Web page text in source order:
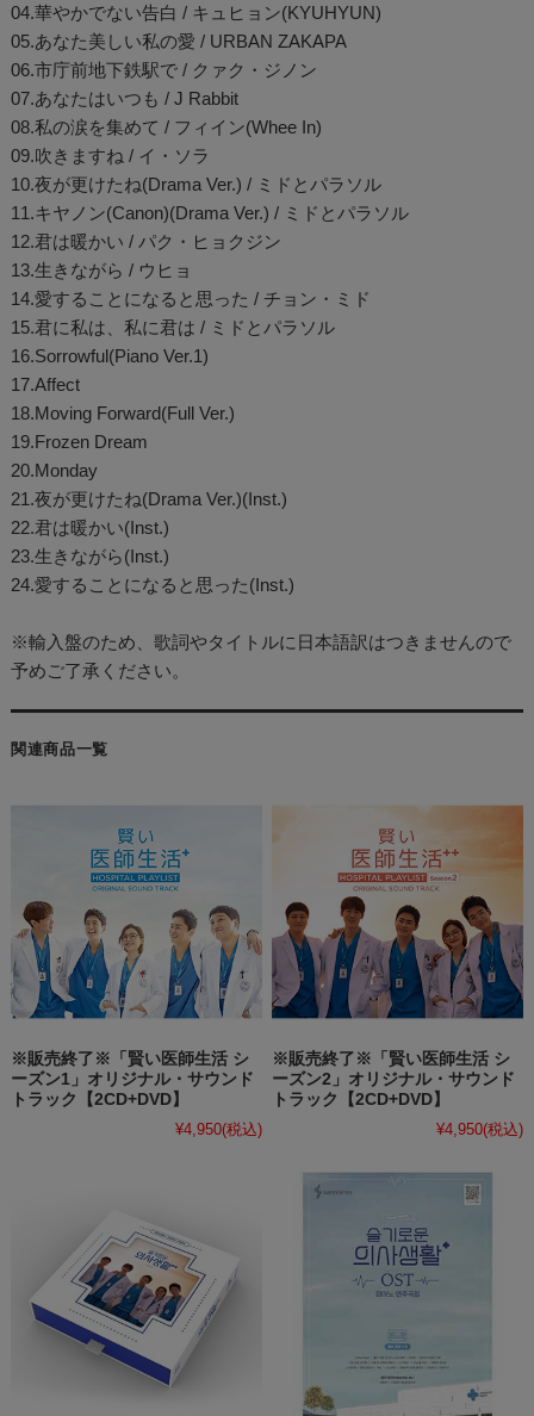
04.華やかでない告白 / キュヒョン(KYUHYUN)
05.あなた美しい私の愛 / URBAN ZAKAPA
06.市庁前地下鉄駅で / クァク・ジノン
07.あなたはいつも / J Rabbit
08.私の涙を集めて / フィイン(Whee In)
09.吹きますね / イ・ソラ
10.夜が更けたね(Drama Ver.) / ミドとパラソル
11.キヤノン(Canon)(Drama Ver.) / ミドとパラソル
12.君は暖かい / パク・ヒョクジン
13.生きながら / ウヒョ
14.愛することになると思った / チョン・ミド
15.君に私は、私に君は / ミドとパラソル
16.Sorrowful(Piano Ver.1)
17.Affect
18.Moving Forward(Full Ver.)
19.Frozen Dream
20.Monday
21.夜が更けたね(Drama Ver.)(Inst.)
22.君は暖かい(Inst.)
23.生きながら(Inst.)
24.愛することになると思った(Inst.)
※輸入盤のため、歌詞やタイトルに日本語訳はつきませんので
予めご了承ください。
関連商品一覧
※販売終了※「賢い医師生活 シ
ーズン1」オリジナル・サウンド
トラック【2CD+DVD】
¥4,950(税込)
※販売終了※「賢い医師生活 シ
ーズン2」オリジナル・サウンド
トラック【2CD+DVD】
¥4,950(税込)